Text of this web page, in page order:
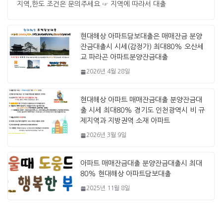
지역,한도 조건은 문의주세요 ☞ 지역에 따라서 대출
현대해상 아파트담보대출은 매매잔금 분양
잔금대출시 시세(감정가) 최대80% 오산세
교 파라곤 아파트분양잔금대출
2026년 4월 28일
현대해상 아파트 매매잔금대출 분양잔금대
출 시세 최대80% 경기도 인천광역시 비 규
제지역과 지방권역 소재 아파트
2026년 3월 9일
아파트 매매잔금대출 분양잔금대출시 최대
80% 현대해상 아파트담보대출
2025년 11월 8일